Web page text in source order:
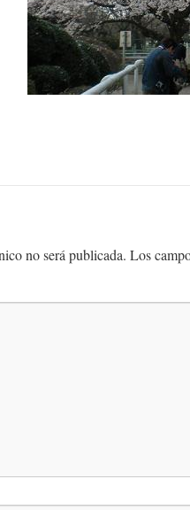
no será publicada. Los